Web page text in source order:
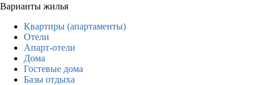
Варианты жилья
Квартиры (апартаменты)
Отели
Апарт-отели
Дома
Гостевые дома
Базы отдыха